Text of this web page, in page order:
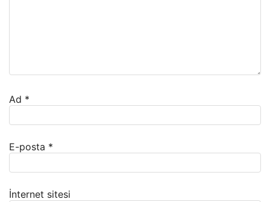
Ad *
E-posta *
İnternet sitesi